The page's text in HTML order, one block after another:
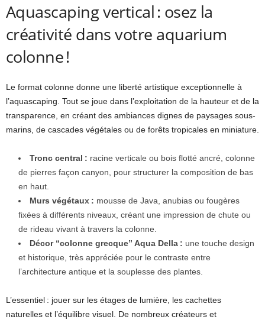
Aquascaping vertical : osez la
créativité dans votre aquarium
colonne !
Le format colonne donne une liberté artistique exceptionnelle à
l’aquascaping. Tout se joue dans l’exploitation de la hauteur et de la
transparence, en créant des ambiances dignes de paysages sous-
marins, de cascades végétales ou de forêts tropicales en miniature.
Tronc central : racine verticale ou bois flotté ancré, colonne
de pierres façon canyon, pour structurer la composition de bas
en haut.
Murs végétaux : mousse de Java, anubias ou fougères
fixées à différents niveaux, créant une impression de chute ou
de rideau vivant à travers la colonne.
Décor “colonne grecque” Aqua Della : une touche design
et historique, très appréciée pour le contraste entre
l’architecture antique et la souplesse des plantes.
L’essentiel : jouer sur les étages de lumière, les cachettes
naturelles et l’équilibre visuel. De nombreux créateurs et